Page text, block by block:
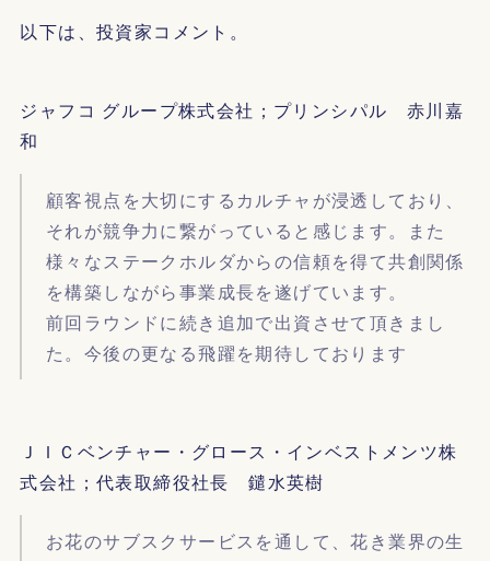
以下は、投資家コメント。
ジャフコ グループ株式会社；プリンシパル 赤川嘉
和
顧客視点を大切にするカルチャが浸透しており、
それが競争力に繋がっていると感じます。また
様々なステークホルダからの信頼を得て共創関係
を構築しながら事業成長を遂げています。
前回ラウンドに続き追加で出資させて頂きまし
た。今後の更なる飛躍を期待しております
ＪＩＣベンチャー・グロース・インベストメンツ株
式会社；代表取締役社長 鑓水英樹
お花のサブスクサービスを通して、花き業界の生